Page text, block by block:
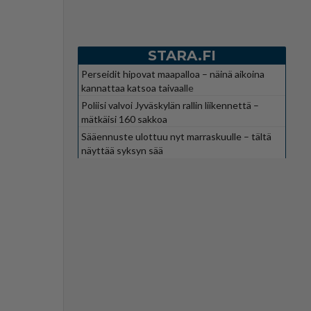
STARA.FI
Perseidit hipovat maapalloa – näinä aikoina
kannattaa katsoa taivaalle
Poliisi valvoi Jyväskylän rallin liikennettä –
mätkäisi 160 sakkoa
Sääennuste ulottuu nyt marraskuulle – tältä
näyttää syksyn sää